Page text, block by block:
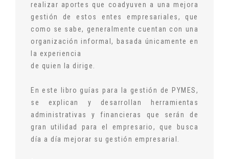
realizar aportes que coadyuven a una mejora
gestión de estos entes empresariales, que
como se sabe, generalmente cuentan con una
organización informal, basada únicamente en
la experiencia
de quien la dirige.
En este libro guías para la gestión de PYMES,
se explican y desarrollan herramientas
administrativas y financieras que serán de
gran utilidad para el empresario, que busca
día a día mejorar su gestión empresarial.